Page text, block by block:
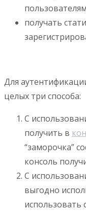
пользователям
получать
Для
целых три способа:
С
получить в
“заморочка”
консоль
С
выгодно
использовать